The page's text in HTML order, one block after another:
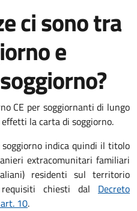
ci sono tra
e
CE per soggiornanti di lungo
la carta di soggiorno.
indica quindi il titolo
extracomunitari familiari
residenti sul territorio
chiesti dal Decreto
10.